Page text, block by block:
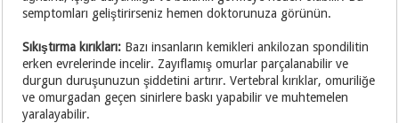
semptomları geliştirirseniz hemen doktorunuza görünün.
Sıkıştırma kırıkları: Bazı insanların kemikleri ankilozan spondilitin
erken evrelerinde incelir. Zayıflamış omurlar parçalanabilir ve
durgun duruşunuzun şiddetini artırır. Vertebral kırıklar, omuriliğe
ve omurgadan geçen sinirlere baskı yapabilir ve muhtemelen
yaralayabilir.